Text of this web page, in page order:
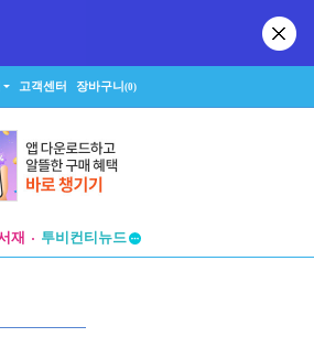
고객센터 장바구니(0)
재
투비컨티뉴드